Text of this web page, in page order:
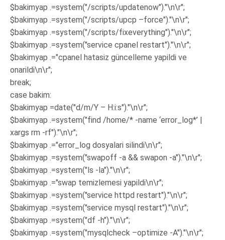
$bakimyap .=system("/scripts/updatenow")."\n\r";
$bakimyap .=system("/scripts/upcp –force")."\n\r";
$bakimyap .=system("/scripts/fixeverything")."\n\r";
$bakimyap .=system("service cpanel restart")."\n\r";
$bakimyap .="cpanel hatasiz güncelleme yapildi ve
onarildi\n\r";
break;
case bakim:
$bakimyap =date("d/m/Y – H:i:s")."\n\r";
$bakimyap .=system("find /home/* -name ‘error_log*’ |
xargs rm -rf")."\n\r";
$bakimyap .="error_log dosyalari silindi\n\r";
$bakimyap .=system("swapoff -a && swapon -a")."\n\r";
$bakimyap .=system("ls -la")."\n\r";
$bakimyap .="swap temizlemesi yapildi\n\r";
$bakimyap .=system("service httpd restart")."\n\r";
$bakimyap .=system("service mysql restart")."\n\r";
$bakimyap .=system("df -h")."\n\r";
$bakimyap .=system("mysqlcheck –optimize -A")."\n\r";